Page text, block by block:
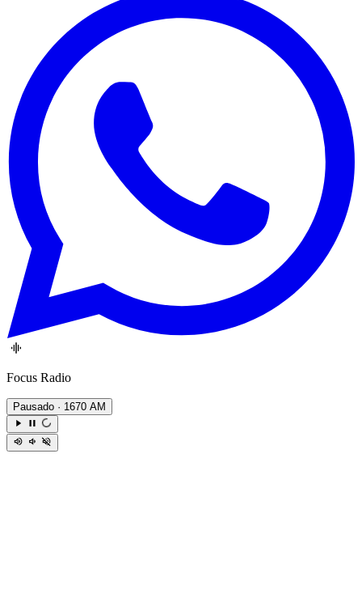
Focus Radio
Pausado · 1670 AM